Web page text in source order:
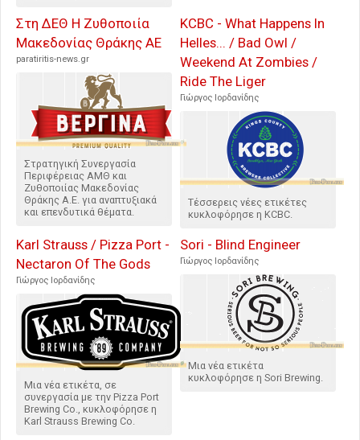
Στη ΔΕΘ Η Ζυθοποιία
Μακεδονίας Θράκης ΑΕ
paratiritis-news.gr
Στρατηγική Συνεργασία
Περιφέρειας ΑΜΘ και
Ζυθοποιίας Μακεδονίας
Θράκης Α.Ε. για αναπτυξιακά
και επενδυτικά θέματα.
KCBC - What Happens In
Helles... / Bad Owl /
Weekend At Zombies /
Ride The Liger
Γιώργος Ιορδανίδης
Τέσσερεις νέες ετικέτες
κυκλοφόρησε η KCBC.
Karl Strauss / Pizza Port -
Nectaron Of The Gods
Γιώργος Ιορδανίδης
Μια νέα ετικέτα, σε
συνεργασία με την Pizza Port
Brewing Co., κυκλοφόρησε η
Karl Strauss Brewing Co.
Sori - Blind Engineer
Γιώργος Ιορδανίδης
Μια νέα ετικέτα
κυκλοφόρησε η Sori Brewing.